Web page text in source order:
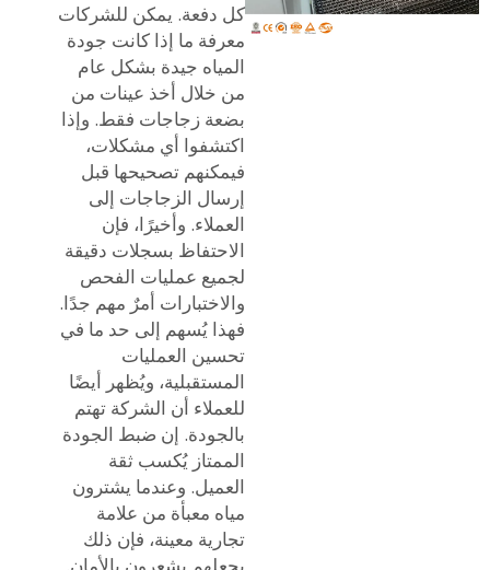
كل دفعة. يمكن للشركات
معرفة ما إذا كانت جودة
المياه جيدة بشكل عام
من خلال أخذ عينات من
بضعة زجاجات فقط. وإذا
اكتشفوا أي مشكلات،
فيمكنهم تصحيحها قبل
إرسال الزجاجات إلى
العملاء. وأخيرًا، فإن
الاحتفاظ بسجلات دقيقة
لجميع عمليات الفحص
والاختبارات أمرٌ مهم جدًا.
فهذا يُسهم إلى حد ما في
تحسين العمليات
المستقبلية، ويُظهر أيضًا
للعملاء أن الشركة تهتم
بالجودة. إن ضبط الجودة
الممتاز يُكسب ثقة
العميل. وعندما يشترون
مياه معبأة من علامة
تجارية معينة، فإن ذلك